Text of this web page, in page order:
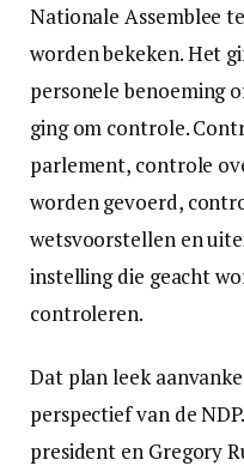
Nationale Assemblee
worden bekeken. Het
personele benoeming
ging om controle.
parlement, controle
worden gevoerd,
wetsvoorstellen en
instelling die geacht
controleren.
Dat plan leek
perspectief van de
president en Gregory